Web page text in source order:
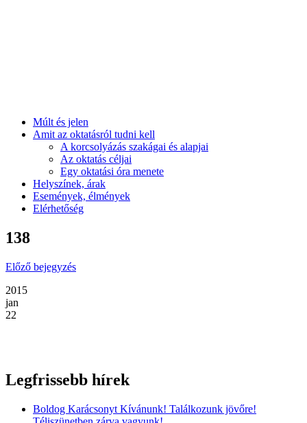
Múlt és jelen
Amit az oktatásról tudni kell
A korcsolyázás szakágai és alapjai
Az oktatás céljai
Egy oktatási óra menete
Helyszínek, árak
Események, élmények
Elérhetőség
138
Előző bejegyzés
2015
jan
22
Legfrissebb hírek
Boldog Karácsonyt Kívánunk! Találkozunk jövőre!